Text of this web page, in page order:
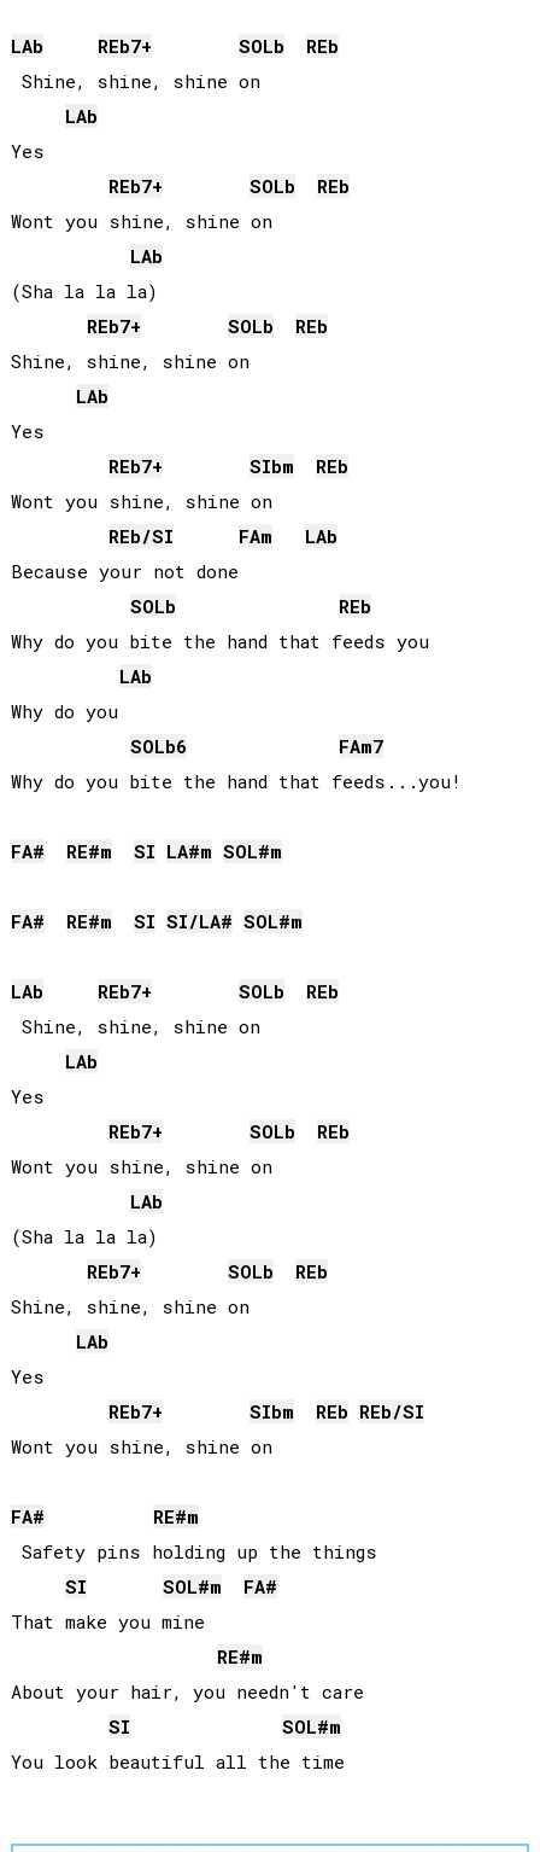
LAb REb7+ SOLb
REb
Shine, shine, shine on
LAb
Yes
REb7+ SOLb
REb
Wont you shine, shine on
LAb
(Sha la la la)
REb7+ SOLb
REb
Shine, shine, shine on
LAb
Yes
REb7+ SIbm
REb
Wont you shine, shine on
REb/SI FAm
LAb
Because your not done
SOLb
REb
Why do you bite the hand that feeds you
LAb
Why do you
SOLb6 FAm7
FA# RE#m SI LA#m SOL#m
FA# RE#m SI SI/LA# SOL#m
LAb REb7+ SOLb
REb
Shine, shine, shine on
LAb
Yes
REb7+ SOLb
REb
Wont you shine, shine on
LAb
(Sha la la la)
REb7+ SOLb
REb
Shine, shine, shine on
LAb
Yes
REb7+ SIbm REb REb/SI
FA# RE#m
Safety pins holding up the things
SI
SOL#m
FA#
That make you mine
RE#m
About your hair, you needn't care
SI
SOL#m